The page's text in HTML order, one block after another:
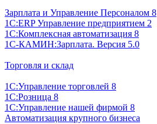
Зарплата и Управление Персоналом 8
1С:ERP Управление предприятием 2
1С:Комплексная автоматизация 8
1С-КАМИН:Зарплата. Версия 5.0
Торговля и склад
1С:Управление торговлей 8
1С:Розница 8
1С:Управление нашей фирмой 8
Автоматизация крупного бизнеса